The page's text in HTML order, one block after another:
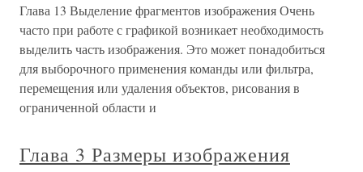
Глава 13 Выделение фрагментов изображения Очень
часто при работе с графикой возникает необходимость
выделить часть изображения. Это может понадобиться
для выборочного применения команды или фильтра,
перемещения или удаления объектов, рисования в
ограниченной области и
Глава 3 Размеры изображения